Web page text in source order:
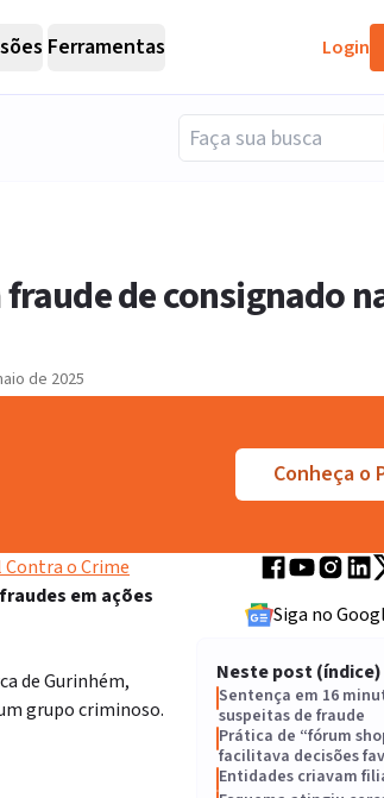
Ferramentas Login
de consignado
de 2025
Conheça o
Contra o Crime
em ações
de Gurinhém,
grupo criminoso.
Siga no
Neste post (índice)
Sentença em 16
suspeitas de fraude
Prática de “fórum
facilitava decisões
Entidades criavam